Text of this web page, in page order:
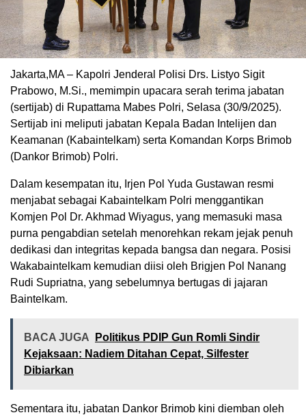
Jakarta,MA – Kapolri Jenderal Polisi Drs. Listyo Sigit
Prabowo, M.Si., memimpin upacara serah terima jabatan
(sertijab) di Rupattama Mabes Polri, Selasa (30/9/2025).
Sertijab ini meliputi jabatan Kepala Badan Intelijen dan
Keamanan (Kabaintelkam) serta Komandan Korps Brimob
(Dankor Brimob) Polri.
Dalam kesempatan itu, Irjen Pol Yuda Gustawan resmi
menjabat sebagai Kabaintelkam Polri menggantikan
Komjen Pol Dr. Akhmad Wiyagus, yang memasuki masa
purna pengabdian setelah menorehkan rekam jejak penuh
dedikasi dan integritas kepada bangsa dan negara. Posisi
Wakabaintelkam kemudian diisi oleh Brigjen Pol Nanang
Rudi Supriatna, yang sebelumnya bertugas di jajaran
Baintelkam.
BACA JUGA
Politikus PDIP Gun Romli Sindir
Kejaksaan: Nadiem Ditahan Cepat, Silfester
Dibiarkan
Sementara itu, jabatan Dankor Brimob kini diemban oleh